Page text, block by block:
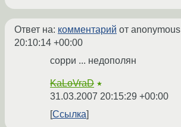
Ответ на: комментарий от anonymous
20:10:14 +00:00
сорри ... недополян
KaLoVraD ★
31.03.2007 20:15:29 +00:00
Ссылка